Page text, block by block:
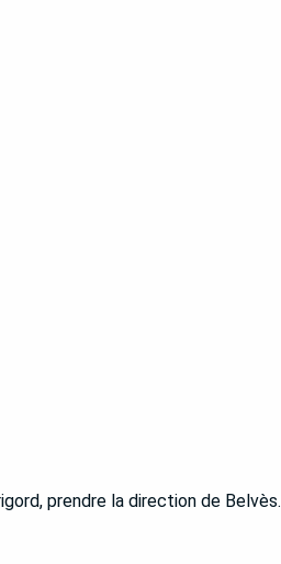
prendre la direction de Belvès.